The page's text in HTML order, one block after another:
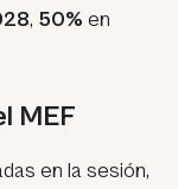
, 50% en
MEF
en la sesión,